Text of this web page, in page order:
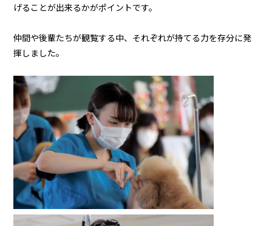
げることが出来るかがポイントです。
仲間や後輩たちが観覧する中、それぞれが持てる力を存分に発
揮しました。